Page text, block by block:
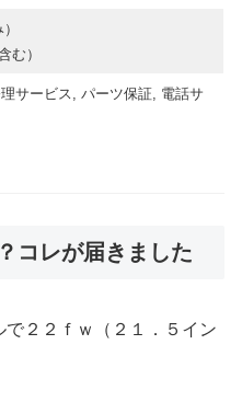
む）
サービス, パーツ保証, 電話サ
コレが届きました
２２ｆｗ（２１．５イン